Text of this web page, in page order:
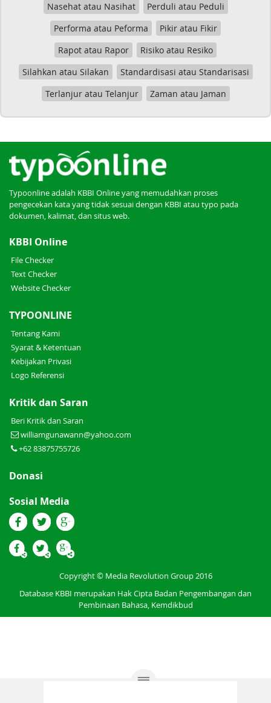
Nasehat atau Nasihat
Perduli atau Peduli
Performa atau Peforma
Pikir atau Fikir
Rapot atau Rapor
Risiko atau Resiko
Silahkan atau Silakan
Standardisasi atau Standarisasi
Terlanjur atau Telanjur
Zaman atau Jaman
Typoonline adalah KBBI Online yang memudahkan proses
pengecekan kata yang tidak sesuai dengan KBBI atau typo pada
dokumen, kalimat, dan situs web.
KBBI Online
File Checker
Text Checker
Website Checker
TYPOONLINE
Tentang Kami
Syarat & Ketentuan
Kebijakan Privasi
Logo Referensi
Kritik dan Saran
Beri Kritik dan Saran
williamgunawann@yahoo.com
+62 83875755726
Donasi
Sosial Media
Copyright © Media Revolution Group 2016
Database KBBI merupakan Hak Cipta Badan Pengembangan dan
Pembinaan Bahasa, Kemdikbud